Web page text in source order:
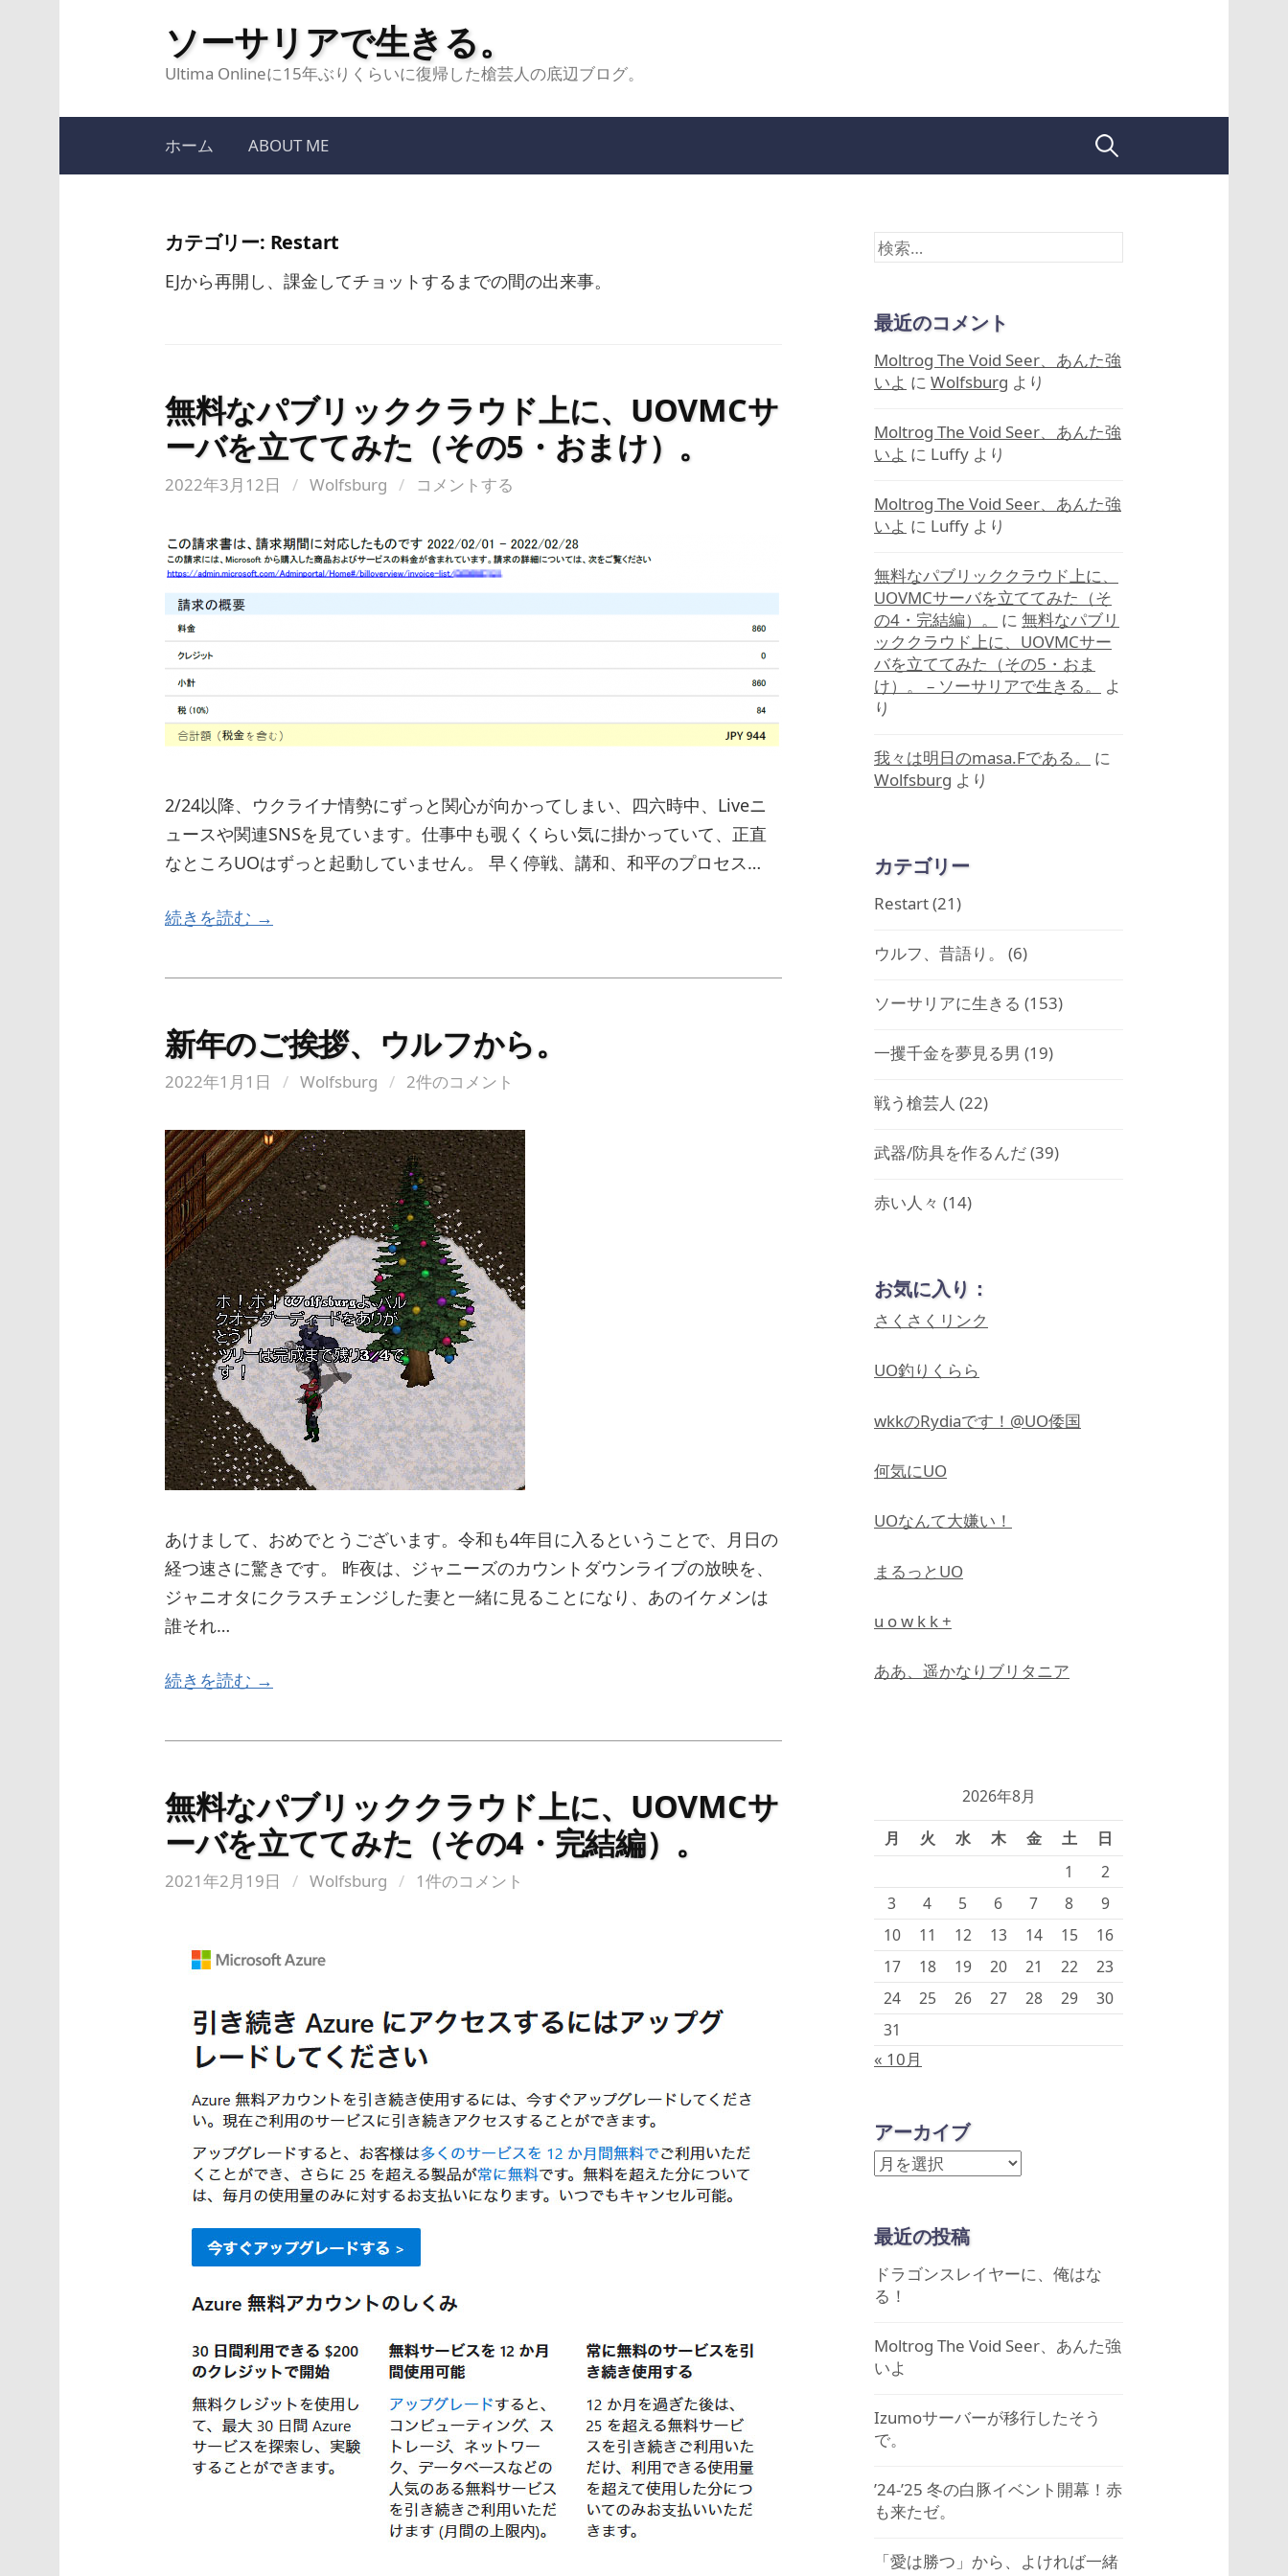
ソーサリアで生きる。
Ultima Onlineに15年ぶりくらいに復帰した槍芸人の底辺ブログ。
ホーム ABOUT ME 検
カテゴリー: Restart
EJから再開し、課金してチョットするまでの間の出来事。
無料なパブリッククラウド上に、UOVMCサ
ーバを立ててみた（その5・おまけ）。
2022年3月12日 / Wolfsburg / コメントする
2/24以降、ウクライナ情勢にずっと関心が向かってしまい、四六時中、Liveニ
ュースや関連SNSを見ています。仕事中も覗くくらい気に掛かっていて、正直
なところUOはずっと起動していません。 早く停戦、講和、和平のプロセス…
続きを読む →
新年のご挨拶、ウルフから。
2022年1月1日 / Wolfsburg / 2件のコメント
あけまして、おめでとうございます。令和も4年目に入るということで、月日の
経つ速さに驚きです。 昨夜は、ジャニーズのカウントダウンライブの放映を、
ジャニオタにクラスチェンジした妻と一緒に見ることになり、あのイケメンは
誰それ…
続きを読む →
無料なパブリッククラウド上に、UOVMCサ
ーバを立ててみた（その4・完結編）。
2021年2月19日 / Wolfsburg / 1件のコメント
検
索:
最近のコメント
Moltrog The Void Seer、あんた強
いよ に Wolfsburg より
Moltrog The Void Seer、あんた強
いよ に Luffy より
Moltrog The Void Seer、あんた強
いよ に Luffy より
無料なパブリッククラウド上に、
UOVMCサーバを立ててみた（そ
の4・完結編）。
に 無料なパブリ
ッククラウド上に、UOVMCサー
バを立ててみた（その5・おま
け）。 – ソーサリアで生きる。
よ
り
我々は明日のmasa.Fである。
に
Wolfsburg より
カテゴリー
Restart(21)
ウルフ、昔語り。 (6)
ソーサリアに生きる (153)
一攫千金を夢見る男 (19)
戦う槍芸人 (22)
武器/防具を作るんだ(39)
赤い人々 (14)
お気に入り：
さくさくリンク
UO釣りくらら
wkkのRydiaです！@UO倭国
何気にUO
UOなんて大嫌い！
まるっとUO
u o w k k +
ああ、遥かなりブリタニア
2026年8月
月 火 水 木 金 土
日
1
2
3
4 5 6 7 8
9
10
11 12 13 14 15
16
17
18 19 20 21 22
23
24
25 26 27 28 29
30
31
« 10月
アーカイブ
ア
イ
ブ
最近の投稿
ドラゴンスレイヤーに、俺はな
る！
Moltrog The Void Seer、あんた強
いよ
Izumoサーバーが移行したそう
で。
’24-’25 冬の白豚イベント開幕！赤
も来たゼ。
「愛は勝つ」から、よければ一緒